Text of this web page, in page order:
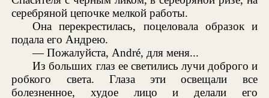
серебряной цепочке мелкой работы.
Она перекрестилась, поцеловала образок и
подала его Андрею.
— Пожалуйста, André, для меня...
Из больших глаз ее светились лучи доброго и
робкого света. Глаза эти освещали все
болезненное, худое лицо и делали его